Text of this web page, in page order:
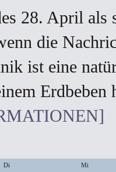
28. April als
die
ist eine
Di
Mi